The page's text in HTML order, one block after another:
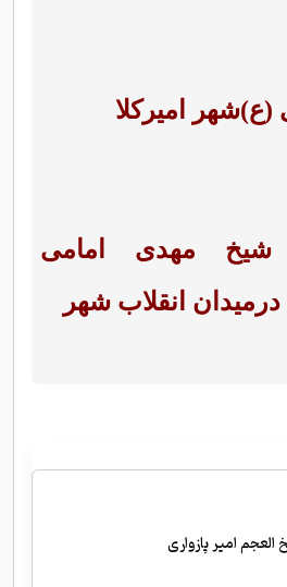
(ع)شهر امیرکلا
شیخ مهدی امامی
درمیدان انقلاب شهر
امیر پازواری